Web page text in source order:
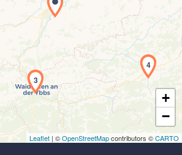
Laden der Karte...
3
4
+
−
Leaflet | ©OpenStreetMapcontributors ©CARTO